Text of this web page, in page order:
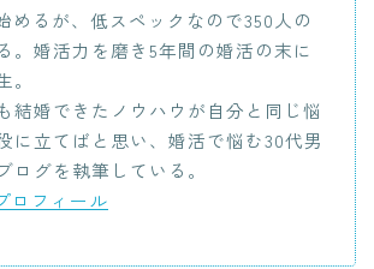
めるが、低スペックなので350人の
。婚活力を磨き5年間の婚活の末に
結婚できたノウハウが自分と同じ悩
に立てばと思い、婚活で悩む30代男
ログを執筆している。
ロフィール